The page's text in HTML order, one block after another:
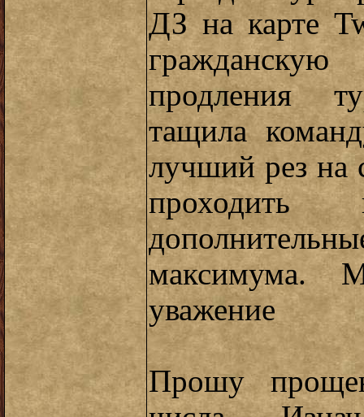
ДЗ на карте
продления
тащила
лучший рез на
максимума.
уважение
Прошу